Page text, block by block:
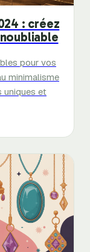
: créez
pour vos
minimalisme
uniques et